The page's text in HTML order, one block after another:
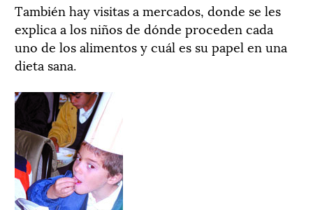
También hay visitas a mercados, donde se les
explica a los niños de dónde proceden cada
uno de los alimentos y cuál es su papel en una
dieta sana.